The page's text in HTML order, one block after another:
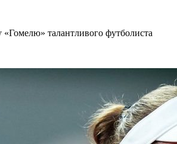
талантливого футболиста